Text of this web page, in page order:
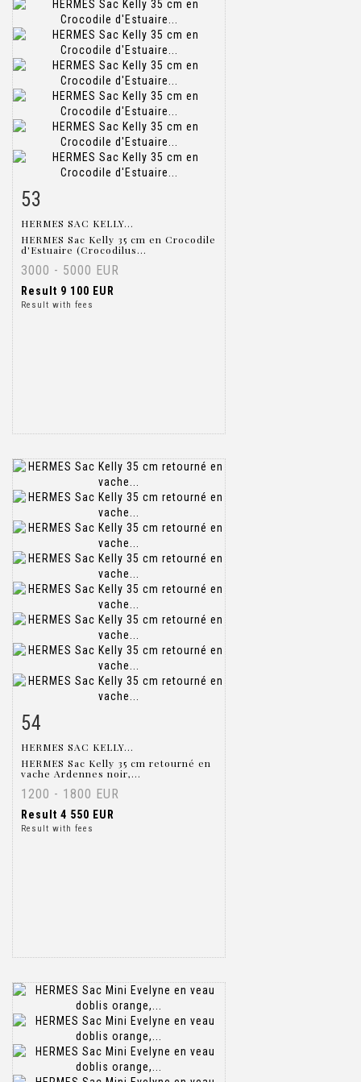
53
HERMES SAC KELLY...
HERMES Sac Kelly 35 cm en Crocodile
d'Estuaire (Crocodilus...
3000 - 5000 EUR
Result 9 100 EUR
Result with fees
54
HERMES SAC KELLY...
HERMES Sac Kelly 35 cm retourné en
vache Ardennes noir,...
1200 - 1800 EUR
Result 4 550 EUR
Result with fees